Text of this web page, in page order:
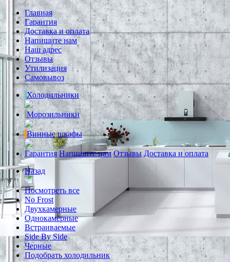
Главная
Гарантия
Доставка и оплата
Напишите нам
Наш адрес
Отзывы
Утилизация
Самовывоз
Холодильники
Морозильники
Винные шкафы
Гарантия Напишите нам Отзывы Доставка и оплата
Назад
Посмотреть все
No Frost
Двухкамерные
Однокамерные
Встраиваемые
Side By Side
Черные
Подобрать холодильник